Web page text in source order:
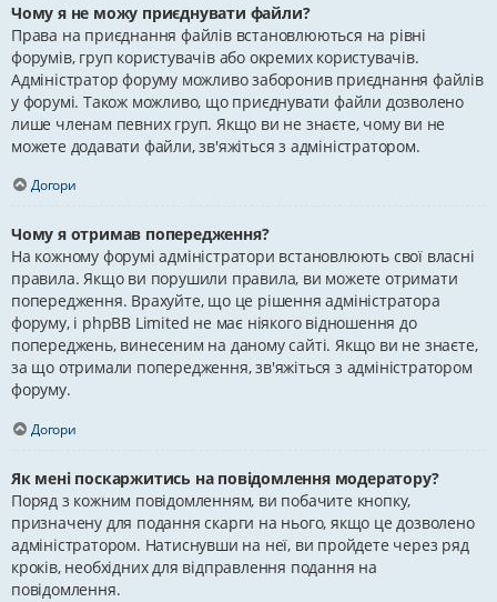
Чому я не можу приєднувати файли?
Права на приєднання файлів встановлюються на рівні
форумів, груп користувачів або окремих користувачів.
Адміністратор форуму можливо заборонив приєднання файлів
у форумі. Також можливо, що приєднувати файли дозволено
лише членам певних груп. Якщо ви не знаєте, чому ви не
можете додавати файли, зв'яжіться з адміністратором.
Догори
Чому я отримав попередження?
На кожному форумі адміністратори встановлюють свої власні
правила. Якщо ви порушили правила, ви можете отримати
попередження. Врахуйте, що це рішення адміністратора
форуму, і phpBB Limited не має ніякого відношення до
попереджень, винесеним на даному сайті. Якщо ви не знаєте,
за що отримали попередження, зв'яжіться з адміністратором
форуму.
Догори
Як мені поскаржитись на повідомлення модератору?
Поряд з кожним повідомленням, ви побачите кнопку,
призначену для подання скарги на нього, якщо це дозволено
адміністратором. Натиснувши на неї, ви пройдете через ряд
кроків, необхідних для відправлення подання на
повідомлення.